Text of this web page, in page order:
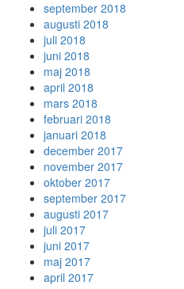
september 2018
augusti 2018
juli 2018
juni 2018
maj 2018
april 2018
mars 2018
februari 2018
januari 2018
december 2017
november 2017
oktober 2017
september 2017
augusti 2017
juli 2017
juni 2017
maj 2017
april 2017